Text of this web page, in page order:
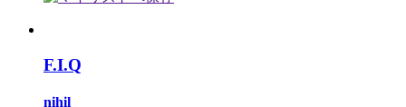
F.I.Q
nihil